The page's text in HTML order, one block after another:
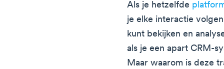
Als je hetzelfde
je elke interactie
kunt bekijken en
als je een apart CRM-
Maar waarom is deze